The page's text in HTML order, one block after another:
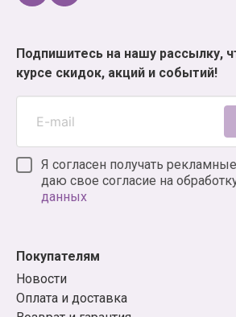
Подпишитесь на нашу рассылку,
курсе скидок, акций и событий!
Я согласен получать
даю свое согласие на
данных
Покупателям
Новости
Оплата и доставка